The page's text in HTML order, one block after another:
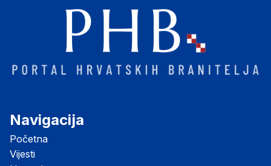
Navigacija
Početna
Vijesti